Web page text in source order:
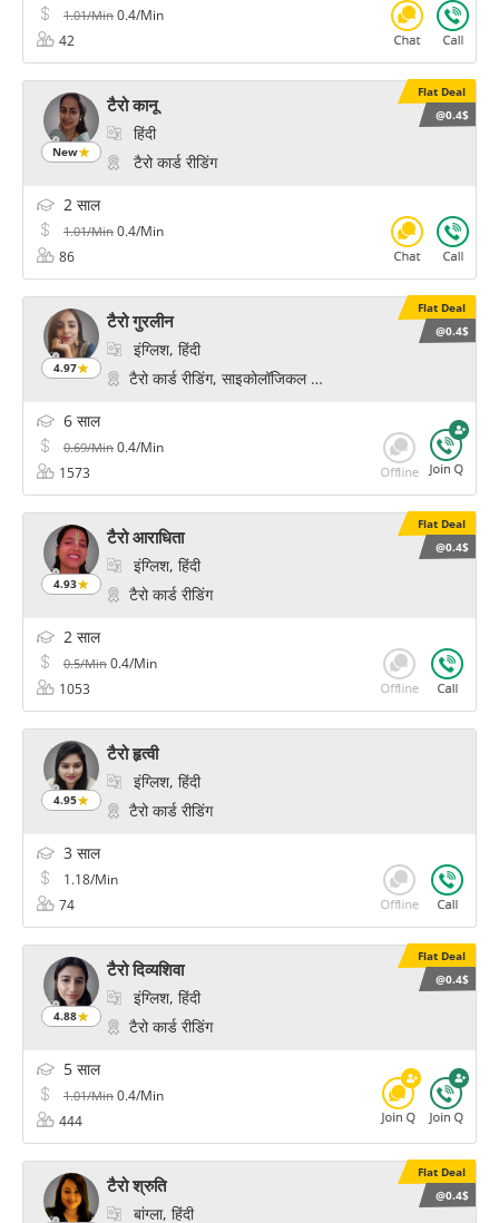
1.01/Min 0.4/Min
42
Flat Deal
@0.4$
New
टैरो कानू
हिंदी
टैरो कार्ड रीडिंग
2 साल
1.01/Min 0.4/Min
86
Flat Deal
@0.4$
4.97
टैरो गुरलीन
इंग्लिश, हिंदी
टैरो कार्ड रीडिंग, साइकोलॉजिकल रीडिंग, फॉर्च्यून, ऑरेकल कार्ड
6 साल
0.69/Min 0.4/Min
1573
Flat Deal
@0.4$
4.93
टैरो आराधिता
इंग्लिश, हिंदी
टैरो कार्ड रीडिंग
2 साल
0.5/Min 0.4/Min
1053
4.95
टैरो हृत्वी
इंग्लिश, हिंदी
टैरो कार्ड रीडिंग
3 साल
1.18/Min
74
Flat Deal
@0.4$
4.88
टैरो दिव्यशिवा
इंग्लिश, हिंदी
टैरो कार्ड रीडिंग
5 साल
1.01/Min 0.4/Min
444
Flat Deal
@0.4$
टैरो श्रुति
बांग्ला, हिंदी